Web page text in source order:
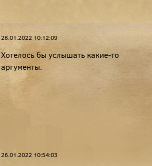
26.01.2022 10:12:09
Хотелось бы услышать какие-то
аргументы.
26.01.2022 10:54:03